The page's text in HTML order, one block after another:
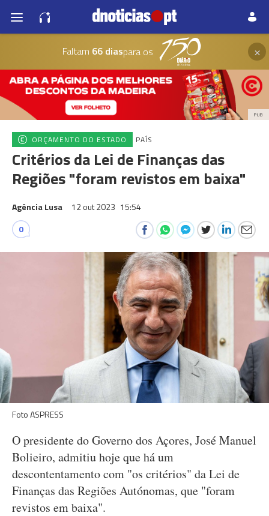
Faltam 66 diaspara os ×
PUB
ORÇAMENTO DO ESTADO PAÍS
Critérios da Lei de Finanças das
Regiões "foram revistos em baixa"
Agência Lusa 12 out 2023 15:54
0
Foto ASPRESS
O presidente do Governo dos Açores, José Manuel
Bolieiro, admitiu hoje que há um
descontentamento com "os critérios" da Lei de
Finanças das Regiões Autónomas, que "foram
revistos em baixa".